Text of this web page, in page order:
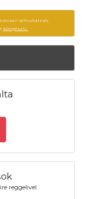
változhatnak,
böngészni.
reggelivel